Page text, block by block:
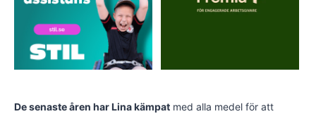
De senaste åren har Lina kämpat med alla medel för att